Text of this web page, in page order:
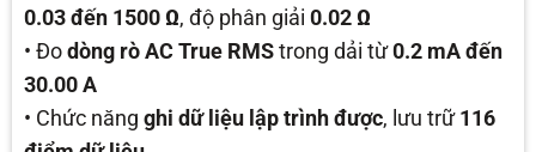
0.03 đến 1500 Ω, độ phân giải 0.02 Ω
• Đo dòng rò AC True RMStrong dải từ0.2 mA đến
30.00 A
• Chức năng ghi dữ liệu lập trình được, lưu trữ 116